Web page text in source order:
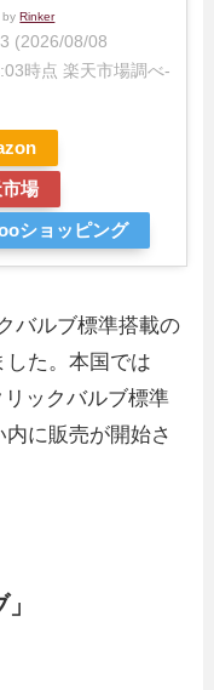
byRinker
(2026/08/08
時点 楽天市場調べ-
場
ショッピング
バルブ標準搭載の
た。本国では
ックバルブ標準
に販売が開始さ